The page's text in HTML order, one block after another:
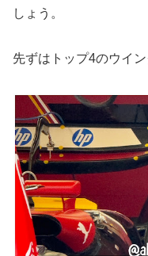
しょう。
先ずはトップ4のウイ